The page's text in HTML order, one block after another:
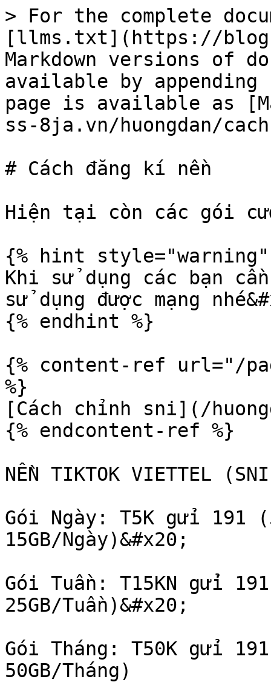
> For the complete
[llms.txt](https://
Markdown versions of
available by
page is available as
ss-8ja.vn/huongdan/
# Cách đăng kí nền
Hiện tại còn các gói
{% hint style="warning"
Khi sử dụng các bạn
sử dụng được mạng
{% endhint %}
{% content-ref url="/
%}
[Cách chỉnh sni](/
{% endcontent-ref %}
NỀN TIKTOK VIETTEL
Gói Ngày: T5K gửi 191
15GB/Ngày)&#x20;
Gói Tuần: T15KN gửi
25GB/Tuần)&#x20;
Gói Tháng: T50K gửi
50GB/Tháng)